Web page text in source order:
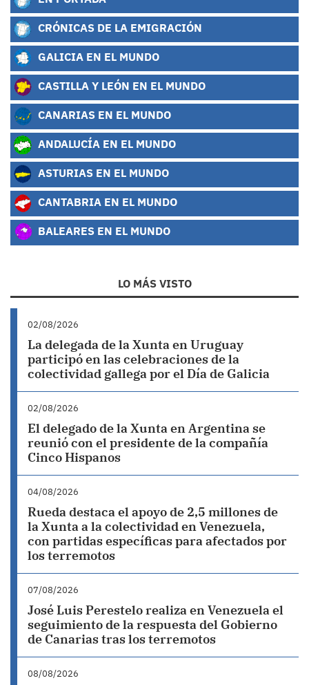
CRÓNICAS DE LA EMIGRACIÓN
GALICIA EN EL MUNDO
CASTILLA Y LEÓN EN EL MUNDO
CANARIAS EN EL MUNDO
ANDALUCÍA EN EL MUNDO
ASTURIAS EN EL MUNDO
CANTABRIA EN EL MUNDO
BALEARES EN EL MUNDO
LO MÁS VISTO
02/08/2026
La delegada de la Xunta en Uruguay
participó en las celebraciones de la
colectividad gallega por el Día de Galicia
02/08/2026
El delegado de la Xunta en Argentina se
reunió con el presidente de la compañía
Cinco Hispanos
04/08/2026
Rueda destaca el apoyo de 2,5 millones de
la Xunta a la colectividad en Venezuela,
con partidas específicas para afectados por
los terremotos
07/08/2026
José Luis Perestelo realiza en Venezuela el
seguimiento de la respuesta del Gobierno
de Canarias tras los terremotos
08/08/2026